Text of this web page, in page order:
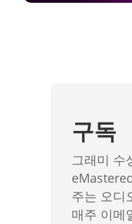
구독
그래미 수
주는 오디
매주 이메